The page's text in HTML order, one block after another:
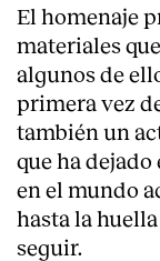
El homenaje
materiales
algunos de
primera vez
también un
que ha
en el mundo
hasta la
seguir.